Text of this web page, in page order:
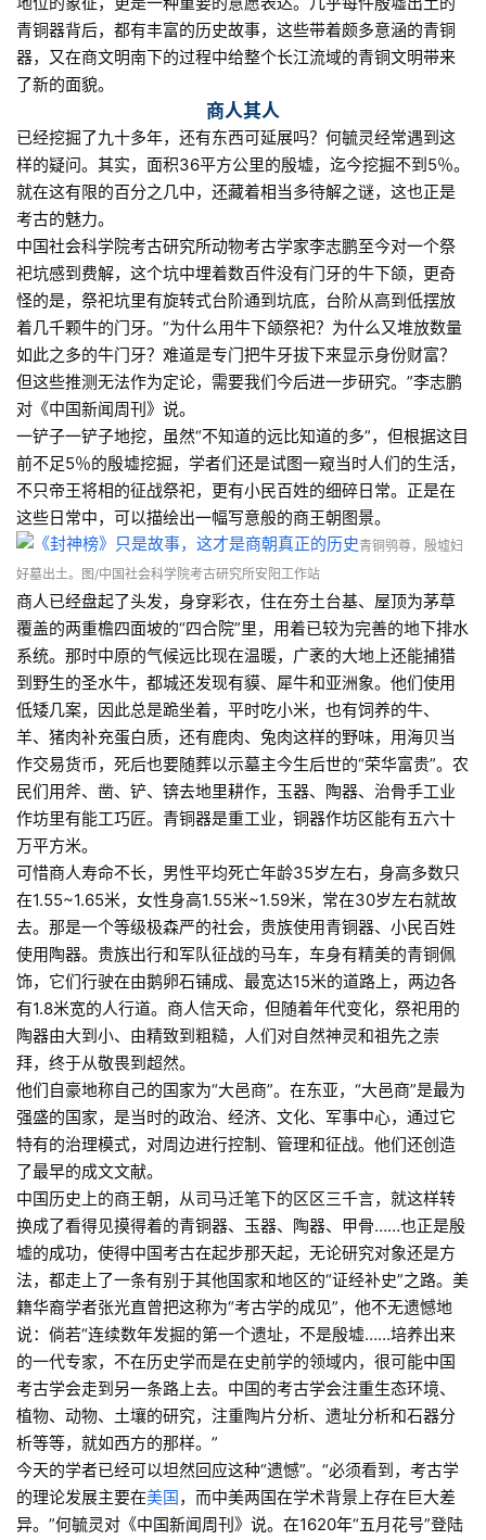
青铜器背后，都有丰富的历史故事，这些带着颇多意涵的青铜
器，又在商文明南下的过程中给整个长江流域的青铜文明带来
了新的面貌。
商人其人
已经挖掘了九十多年，还有东西可延展吗？何毓灵经常遇到这
样的疑问。其实，面积36平方公里的殷墟，迄今挖掘不到5％。
就在这有限的百分之几中，还藏着相当多待解之谜，这也正是
考古的魅力。
中国社会科学院考古研究所动物考古学家李志鹏至今对一个祭
祀坑感到费解，这个坑中埋着数百件没有门牙的牛下颌，更奇
怪的是，祭祀坑里有旋转式台阶通到坑底，台阶从高到低摆放
着几千颗牛的门牙。“为什么用牛下颌祭祀？为什么又堆放数量
如此之多的牛门牙？难道是专门把牛牙拔下来显示身份财富？
但这些推测无法作为定论，需要我们今后进一步研究。”李志鹏
对《中国新闻周刊》说。
一铲子一铲子地挖，虽然“不知道的远比知道的多”，但根据这目
前不足5％的殷墟挖掘，学者们还是试图一窥当时人们的生活，
不只帝王将相的征战祭祀，更有小民百姓的细碎日常。正是在
这些日常中，可以描绘出一幅写意般的商王朝图景。
青铜鸮尊，殷墟妇
好墓出土。
图/中国社会科学院考古研究所安阳工作站
商人已经盘起了头发，身穿彩衣，住在夯土台基、屋顶为茅草
覆盖的两重檐四面坡的“四合院”里，用着已较为完善的地下排水
系统。那时中原的气候远比现在温暖，广袤的大地上还能捕猎
到野生的圣水牛，都城还发现有貘、犀牛和亚洲象。他们使用
低矮几案，因此总是跪坐着，平时吃小米，也有饲养的牛、
羊、猪肉补充蛋白质，还有鹿肉、兔肉这样的野味，用海贝当
作交易货币，死后也要随葬以示墓主今生后世的“荣华富贵”。农
民们用斧、凿、铲、锛去地里耕作，玉器、陶器、治骨手工业
作坊里有能工巧匠。青铜器是重工业，铜器作坊区能有五六十
万平方米。
可惜商人寿命不长，男性平均死亡年龄35岁左右，身高多数只
在1.55~1.65米，女性身高1.55米~1.59米，常在30岁左右就故
去。那是一个等级极森严的社会，贵族使用青铜器、小民百姓
使用陶器。贵族出行和军队征战的马车，车身有精美的青铜佩
饰，它们行驶在由鹅卵石铺成、最宽达15米的道路上，两边各
有1.8米宽的人行道。商人信天命，但随着年代变化，祭祀用的
陶器由大到小、由精致到粗糙，人们对自然神灵和祖先之崇
拜，终于从敬畏到超然。
他们自豪地称自己的国家为“大邑商”。在东亚，“大邑商”是最为
强盛的国家，是当时的政治、经济、文化、军事中心，通过它
特有的治理模式，对周边进行控制、管理和征战。他们还创造
了最早的成文文献。
中国历史上的商王朝，从司马迁笔下的区区三千言，就这样转
换成了看得见摸得着的青铜器、玉器、陶器、甲骨……也正是殷
墟的成功，使得中国考古在起步那天起，无论研究对象还是方
法，都走上了一条有别于其他国家和地区的“证经补史”之路。美
籍华裔学者张光直曾把这称为“考古学的成见”，他不无遗憾地
说：倘若“连续数年发掘的第一个遗址，不是殷墟……培养出来
的一代专家，不在历史学而是在史前学的领域内，很可能中国
考古学会走到另一条路上去。中国的考古学会注重生态环境、
植物、动物、土壤的研究，注重陶片分析、遗址分析和石器分
析等等，就如西方的那样。”
今天的学者已经可以坦然回应这种“遗憾”。“必须看到，考古学
的理论发展主要在美国 ，而中美两国在学术背景上存在巨大差
异。”何毓灵对《中国新闻周刊》说。在1620年“五月花号”登陆